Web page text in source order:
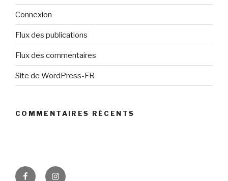
Connexion
Flux des publications
Flux des commentaires
Site de WordPress-FR
COMMENTAIRES RÉCENTS
facebookinstagram